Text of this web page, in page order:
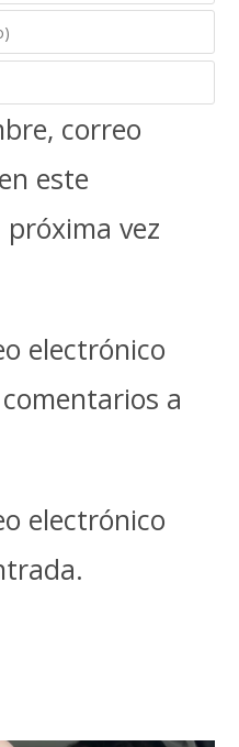
correo
este
vez
electrónico
a
electrónico